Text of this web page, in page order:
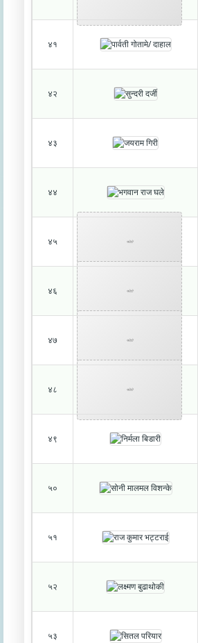
४१
४२
४३
४४
४५ फोटो
४६ फोटो
४७ फोटो
४८ फोटो
४९
५०
५१
५२
५३